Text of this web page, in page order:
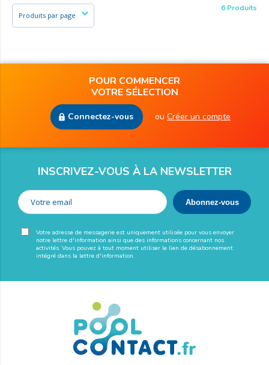
6 Produits
POUR COMMENCER
VOTRE SÉLECTION
Connectez-vous ou Créer un compte
INSCRIVEZ-VOUS À LA NEWSLETTER
Votre adresse de messagerie est uniquement utilisée pour vous envoyer
notre lettre d'information ainsi que des informations concernant nos
activités. Vous pouvez à tout moment utiliser le lien de désabonnement
intégré dans la lettre d'information.